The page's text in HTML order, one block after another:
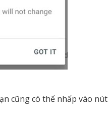
cũng có thể nhấp vào nút